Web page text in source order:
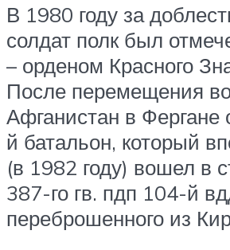
В 1980 году за
солдат полк был
– орденом Красного
После перемещения
Афганистан в Фергане
й батальон, который
(в 1982 году) вошел в
387-го гв. пдп 104-й
переброшенного из